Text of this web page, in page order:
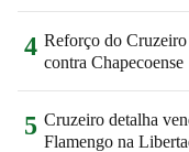
4 Reforço do
contra Chapecoense
5 Cruzeiro detalha
Flamengo na